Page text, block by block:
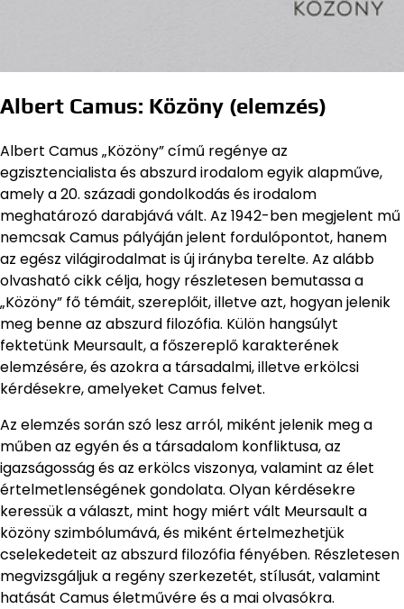
Albert Camus: Közöny (elemzés)
Albert Camus „Közöny” című regénye az
egzisztencialista és abszurd irodalom egyik alapműve,
amely a 20. századi gondolkodás és irodalom
meghatározó darabjává vált. Az 1942-ben megjelent mű
nemcsak Camus pályáján jelent fordulópontot, hanem
az egész világirodalmat is új irányba terelte. Az alább
olvasható cikk célja, hogy részletesen bemutassa a
„Közöny” fő témáit, szereplőit, illetve azt, hogyan jelenik
meg benne az abszurd filozófia. Külön hangsúlyt
fektetünk Meursault, a főszereplő karakterének
elemzésére, és azokra a társadalmi, illetve erkölcsi
kérdésekre, amelyeket Camus felvet.
Az elemzés során szó lesz arról, miként jelenik meg a
műben az egyén és a társadalom konfliktusa, az
igazságosság és az erkölcs viszonya, valamint az élet
értelmetlenségének gondolata. Olyan kérdésekre
keressük a választ, mint hogy miért vált Meursault a
közöny szimbólumává, és miként értelmezhetjük
cselekedeteit az abszurd filozófia fényében. Részletesen
megvizsgáljuk a regény szerkezetét, stílusát, valamint
hatását Camus életművére és a mai olvasókra.